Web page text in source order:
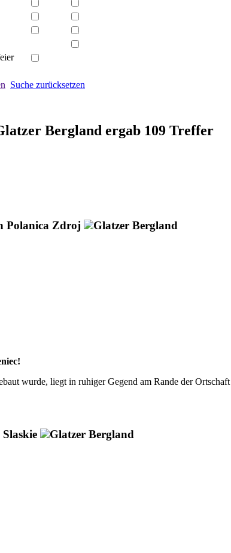
Suche zurücksetzen
Bergland ergab 109 Treffer
Polanica Zdroj Glatzer Bergland
wurde, liegt in ruhiger Gegend am Rande der
Glatzer Bergland